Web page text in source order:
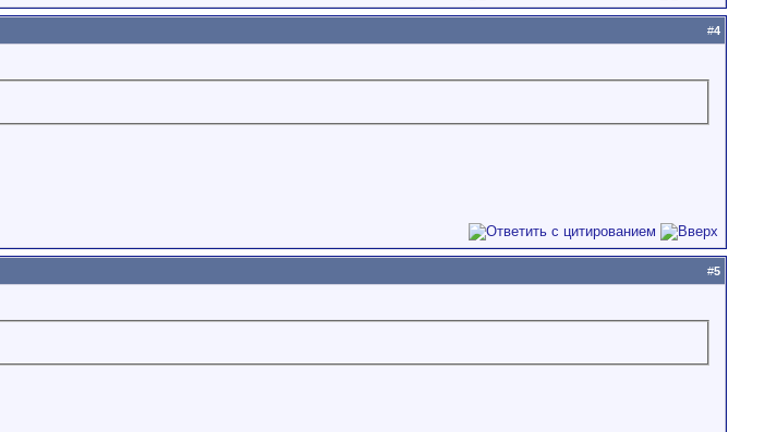
#4
#5